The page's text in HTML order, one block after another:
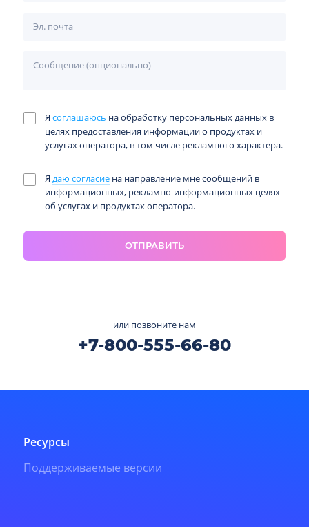
Я соглашаюсь на обработку персональных данных в
целях предоставления информации о продуктах и
услугах оператора, в том числе рекламного характера.
Я даю согласиена направление мне сообщений в
информационных, рекламно-информационных целях
об услугах и продуктах оператора.
ОТПРАВИТЬ
или позвоните нам
+7-800-555-66-80
Ресурсы
Поддерживаемые версии